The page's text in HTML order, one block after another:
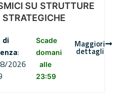
SU STRUTTURE
di
:
2026
Scade
domani
alle
23:59
Maggiori
dettagli